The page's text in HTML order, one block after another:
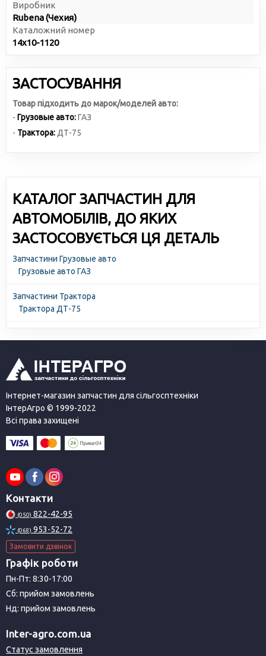
Виробник
Rubena (Чехия)
Каталожний номер
14x10-1120
ЗАСТОСУВАННЯ
Товар підходить до марок/моделей авто:
- Грузовые авто:ГАЗ
- Трактора: ДТ-75
КАТАЛОГ ЗАПЧАСТИН ДЛЯ
АВТОМОБІЛІВ, ДО ЯКИХ
ЗАСТОСОВУЄТЬСЯ ЦЯ ДЕТАЛЬ
Запчастини Грузовые авто
Грузовые авто ГАЗ
Запчастини Трактора
Трактора ДТ-75
Інтернет-магазин запчастин для сільгосптехніки
ІнтерАгро © 1999-2022
Всі права захищені
Контакти
(050) 822-42-95
(068) 953-52-72
Замовити дзвінок
Графік роботи
Пн-Пт: 8:30-17:00
Сб: прийом замовлень
Нд: прийом замовлень
Inter-agro.com.ua
Статус замовлення